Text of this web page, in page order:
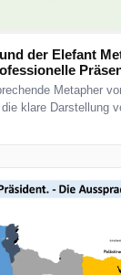
der Elefant
Metapher
klare Darstellung